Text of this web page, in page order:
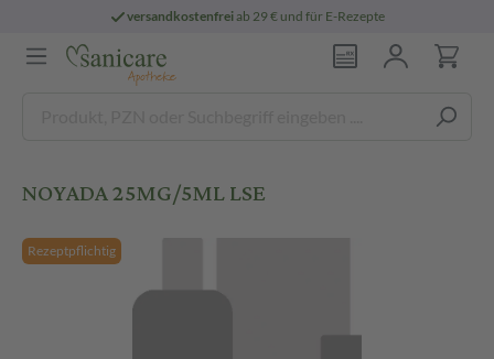
versandkostenfreiab 29 € und für E-Rezepte
NOYADA 25MG/5ML LSE
Rezeptpflichtig